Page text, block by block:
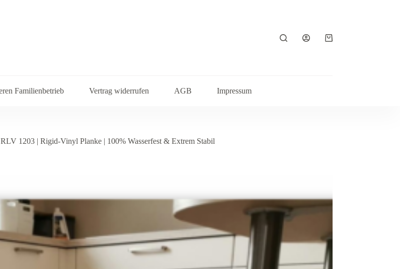
Warenkorb
Familienbetrieb Vertrag widerrufen AGB Impressum
1203 | Rigid-Vinyl Planke | 100% Wasserfest & Extrem Stabil